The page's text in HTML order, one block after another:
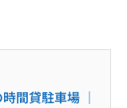
間貸駐車場 ｜